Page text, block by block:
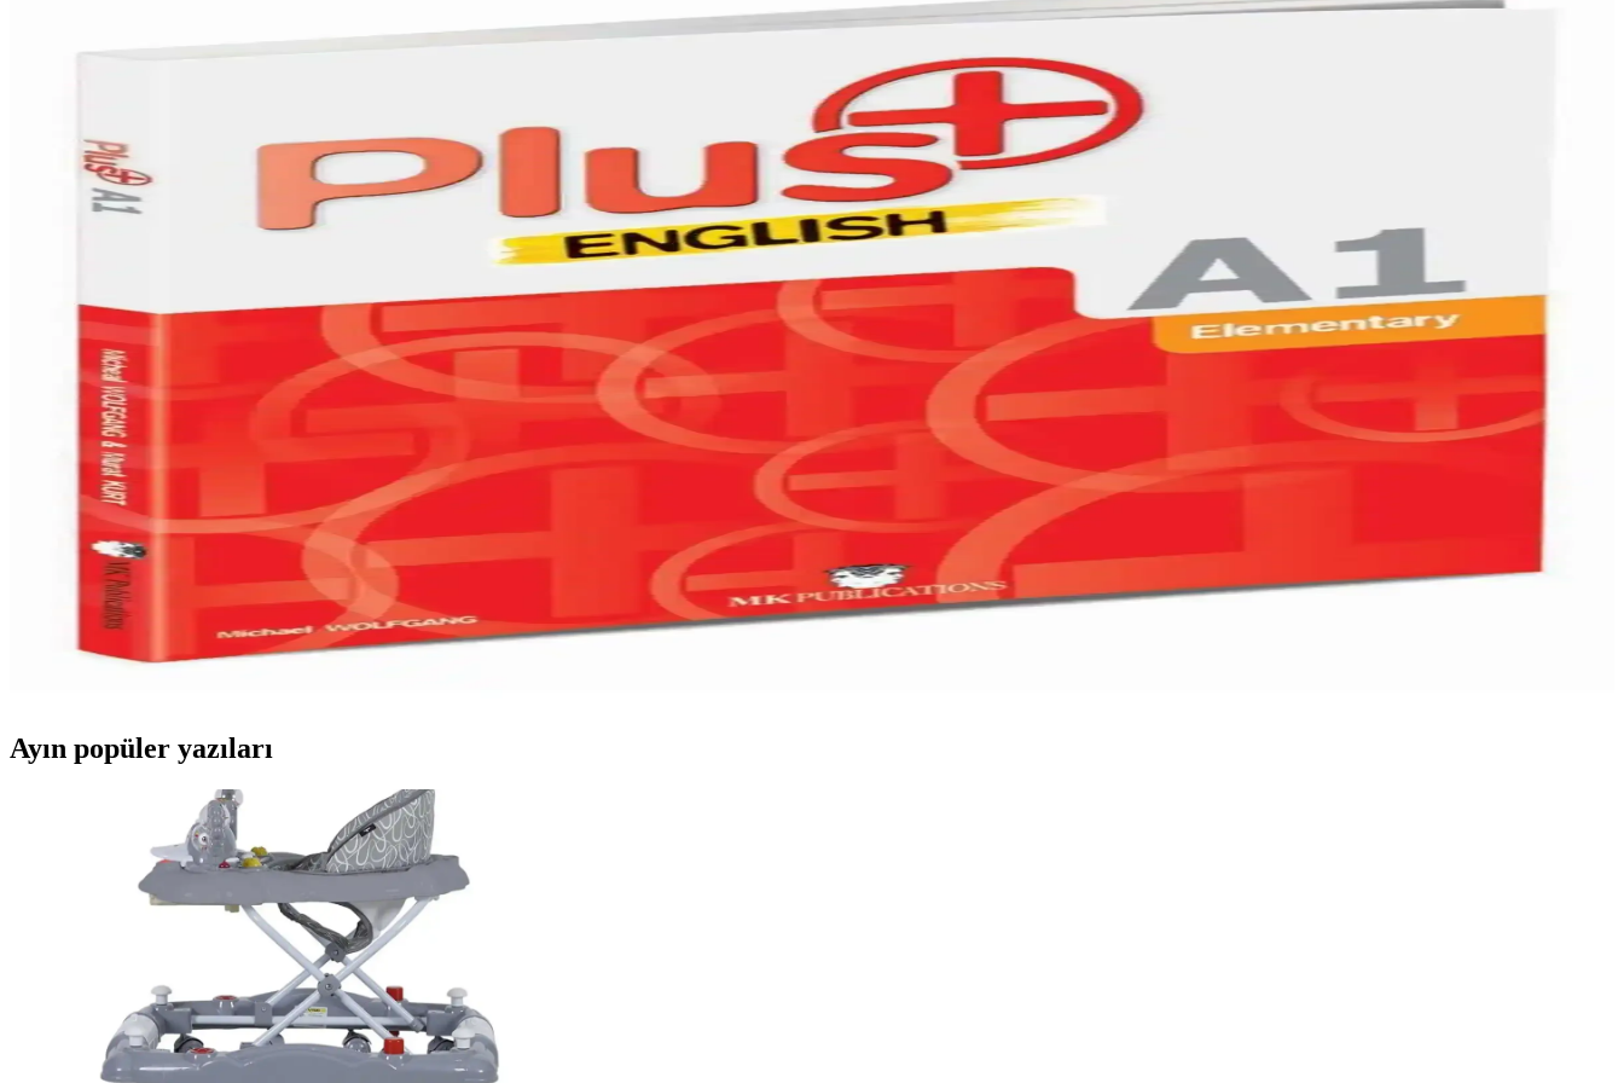
'Ve' kelimesi ve sembolleri dil ve matematikte temel iletişim araçlarıdır. Bu öğeler, anlam ve sembolik düzeyde çeşitli alanlarda kullanılır, iletişimi kolaylaştırır ve ilişkileri açıklar.
Fono İngilizce Öğrenme Kitapları Karşılaştırması: Kendi Kendine ve Uygulamalı Temel Kitaplar
Fono'nun iki popüler İngilizce öğrenme kitabını karşılaştırıyoruz: 'Kendi Kendine İngilizce İlk Adım 1-2' ve 'Uygulamalı Temel İngilizce Dilbilgisi'. Hangi kitap ihtiyaçlarınıza uygun olduğunu keşfedin.
Gamze Hoca Türkçenin Matematiği Setiyle Türkçe ve Dil Bilgisinde Başarı Sağlayın
2024 güncel içeriklerle hazırlanan Gamze Hoca Türkçenin Matematiği seti, video ders ve soru bankasıyla sınavlara etkili hazırlık sağlar, başarıyı artırır.
Learnihongo Japonca Dilbilgisi: Temel Seviye Öğrenciler için Pratik ve Anlaşılır Kaynak
Learnihongo Japonca Dilbilgisi, Türkçe anlatımlı, pratik ve anlaşılır içerikleriyle temel seviyedeki öğrencilerin Japonca öğrenmesini destekleyen kapsamlı bir kaynaktır.
Fono Yayınları Uygulamalı Temel İngilizce Dilbilgisi Kitabı İncelenmesi ve Öğrenme Fırsatları
Bu kitap, temel ve orta seviyedeki İngilizce öğrenenlere yönelik detaylı anlatım ve bol uygulama imkanı sunan kullanışlı bir dilbilgisi kaynağıdır.
MK Publications İngilizce Gramer Today ve A.2 Karşılaştırması Hangi Kitap Sizin İçin Uygun
İngilizce dil öğrenicileri için MK Publications'ın Gramer Today ve A.2 kitaplarının detaylı karşılaştırması, içerik, kullanıcı yorumları ve kullanım alanlarıyla bilinçli tercih yapmanızı sağlar.
İngilizce Dilbilgisi Kitapları Karşılaştırması: Fono Yayınları ve MK Publications
İngilizce öğrenenler için Fono Yayınları ve MK Publications kitaplarının içerik, kullanıcı yorumları ve özellikleri karşılaştırılıyor, en iyi seçimi yapmanıza yardımcı oluyor.
Plus A1 İngilizce Gramer Kitabı: Başlangıç Seviyesindeki Öğrenciler İçin Temel Kaynak
Ayın popüler yazıları